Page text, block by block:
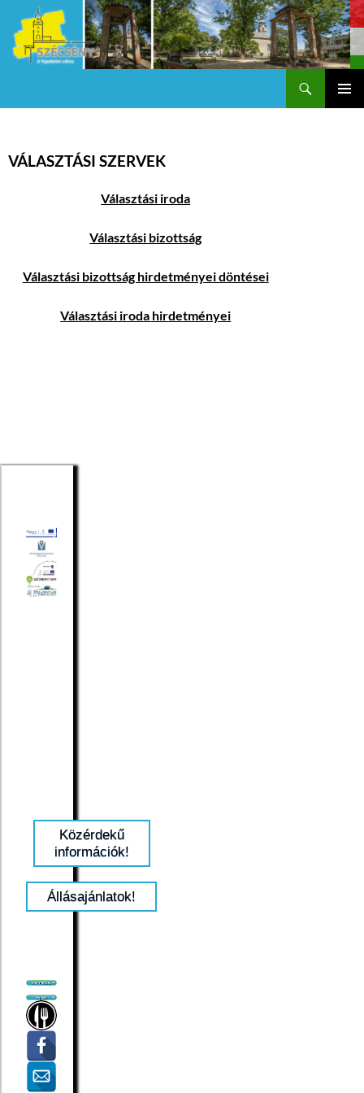
VÁLASZTÁSI SZERVEK
Választási iroda
Választási bizottság
Választási bizottság hirdetményei döntései
Választási iroda hirdetményei
Közérdekű
információk!
Állásajánlatok!